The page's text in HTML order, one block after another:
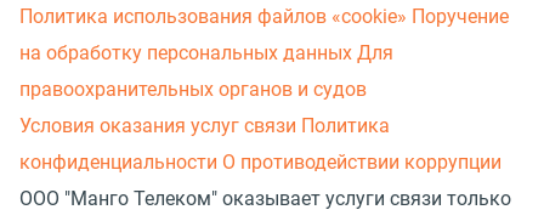
Политика использования файлов «cookie» Поручение
на обработку персональных данных Для
правоохранительных органов и судов
Условия оказания услуг связи Политика
конфиденциальности О противодействии коррупции
ООО "Манго Телеком" оказывает услуги связи только